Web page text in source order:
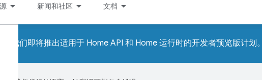
新闻和社区 文档
！我们即将推出适用于 Home API 和 Home 运行时的开发者预览版计划。